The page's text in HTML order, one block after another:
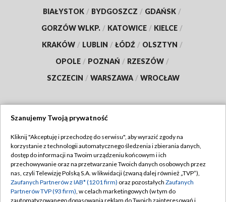
BIAŁYSTOK / BYDGOSZCZ / GDAŃSK /
GORZÓW WLKP. / KATOWICE / KIELCE /
KRAKÓW / LUBLIN / ŁÓDŹ / OLSZTYN /
OPOLE / POZNAŃ / RZESZÓW /
SZCZECIN / WARSZAWA / WROCŁAW
TVP
Abonament TVP
Emisja w TVP
Centrum informacji TVP
Regulamin TVP
Polityka prywatności
Moje zgody
Szanujemy Twoją prywatność
Kliknij "Akceptuję i przechodzę do serwisu", aby wyrazić zgody na
korzystanie z technologii automatycznego śledzenia i zbierania danych,
dostęp do informacji na Twoim urządzeniu końcowym i ich
przechowywanie oraz na przetwarzanie Twoich danych osobowych przez
nas, czyli Telewizję Polską S.A. w likwidacji (zwaną dalej również „TVP”),
Zaufanych Partnerów z IAB* (1201 firm) oraz pozostałych Zaufanych
Partnerów TVP (93 firm), w celach marketingowych (w tym do
zautomatyzowanego dopasowania reklam do Twoich zainteresowań i